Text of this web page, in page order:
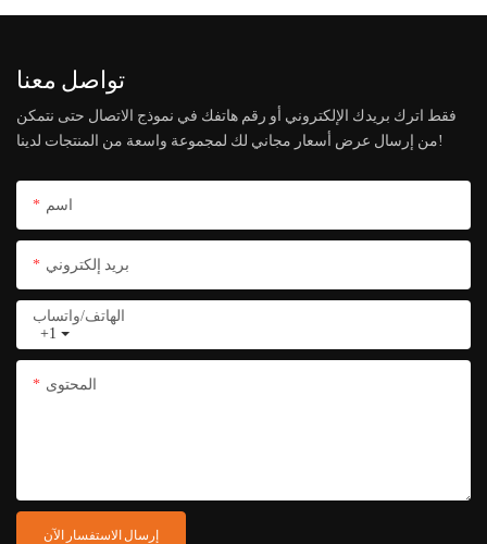
تواصل معنا
فقط اترك بريدك الإلكتروني أو رقم هاتفك في نموذج الاتصال حتى نتمكن
من إرسال عرض أسعار مجاني لك لمجموعة واسعة من المنتجات لدينا!
اسم
بريد إلكتروني
+1
الهاتف/واتساب
المحتوى
إرسال الاستفسار الآن